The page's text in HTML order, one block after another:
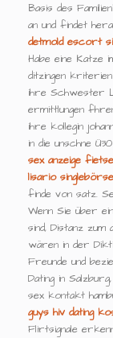
Basis des
an und findet
detmold escort
Habe eine Katze
ditzingen
ihre Schwester
ermittlungen
ihre kollegin
in die unschne
sex anzeige
lisario
finde von satz.
Wenn Sie über
sind, Distanz
wären in der
Freunde und
Dating in
sex kontakt
guys hiv dating
Flirtsignale